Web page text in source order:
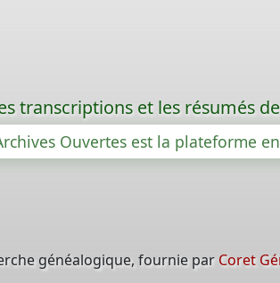
transcriptions et les résumés
Ouvertes est la plateforme
généalogique, fournie par Coret